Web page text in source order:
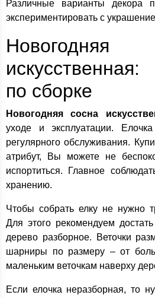
Различные варианты декора
экспериментировать с
искусственная:
по сборке
Новогодняя сосна
уходе и эксплуатации.
регулярного обслуживания.
атрибут, Вы можете не
испортиться. Главное
хранению.
Чтобы собрать елку не нужно
Для этого рекомендуем
дерево разборное. Веточки
шарниры по размеру – от
маленьким веточкам наверху
Если елочка неразборная, то